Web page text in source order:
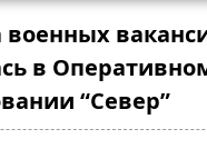
в
“Север”